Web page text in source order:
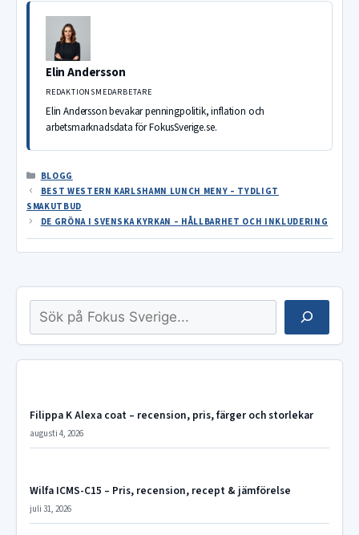
Elin Andersson
REDAKTIONSMEDARBETARE
Elin Andersson bevakar penningpolitik, inflation och
arbetsmarknadsdata för FokusSverige.se.
KATEGORIER
BLOGG
BEST WESTERN KARLSHAMN LUNCH MENY – TYDLIGT
SMAKUTBUD
DE GRÖNA I SVENSKA KYRKAN – HÅLLBARHET OCH INKLUDERING
Sök
Filippa K Alexa coat – recension, pris, färger och storlekar
augusti 4, 2026
Wilfa ICMS-C15 – Pris, recension, recept & jämförelse
juli 31, 2026